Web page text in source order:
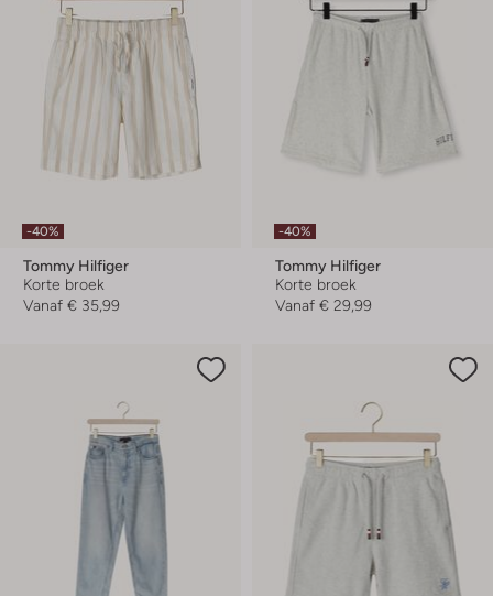
-40%
Tommy Hilfiger
Korte broek
Vanaf € 35,99
-40%
Tommy Hilfiger
Korte broek
Vanaf € 29,99